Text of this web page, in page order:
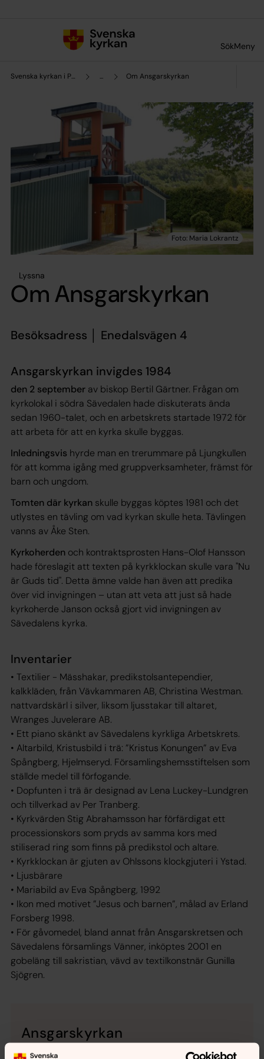
SökMeny
Svenska kyrkan i Partille ... Om Ansgarskyrkan
Lyssna
Om Ansgarskyrkan
Besöksadress │ Enedalsvägen 4
Ansgarskyrkan invigdes 1984
den 2 september av biskop Bertil Gärtner. Frågan om
kyrkolokal i södra Sävedalen hade diskuterats ända
sedan 1960-talet, och en arbetskrets startade 1972 för
att arbeta för att en kyrka skulle byggas.
Inledningsvis hyrde man en trerummare på Ljungkullen
för att komma igång med gruppverksamheter, främst för
barn och ungdom.
Tomten där kyrkan skulle byggas köptes 1981 och det
utlystes en tävling om vad kyrkan skulle heta. Tävlingen
vanns av Åke Sten.
Kyrkoherden och kontraktsprosten Hans-Olof Hansson
hade föreslagit att texten på kyrkklockan skulle vara "Nu
är Guds tid". Detta ämne valde han även att predika
över vid invigningen – utan att veta att just så hade
kyrkoherde Janson också gjort vid invigningen av
Sävedalens kyrka.
Inventarier
• Textilier - Mässhakar, predikstolsantependier,
kalkkläden, från Vävkammaren AB, Christina Westman.
nattvardskärl i silver, liksom ljusstakar till altaret,
Wranges Juvelerare AB.
• Ett piano skänkt av Sävedalens kyrkliga Arbetskrets.
• Altarbild, Kristusbild i trä: ”Kristus Konungen” av Eva
Spångberg, Hjelmseryd. Församlingshemsstiftelsen som
ställde medel till förfogande.
• Dopfunten i trä är designad av Lena Luckey-Lundgren
och tillverkad av Per Tranberg.
• Kyrkvärden Stig Abrahamsson har förfärdigat ett
processionskors som pryds av samma kors med
stiliserad ring som finns på predikstol och altare.
• Kyrkklockan är gjuten av Ohlssons klockgjuteri i Ystad.
• Ljusbärare
• Mariabild av Eva Spångberg, 1992
• Ikon med motivet ”Jesus och barnen”, målad av Erland
Forsberg 1998.
• För gåvomedel, bland annat från Ansgarskretsen och
Sävedalens församlings Vänner, inköptes 2001 en
gobeläng till sakristian, vävd av textilkonstnär Gunilla
Sjögren.
Ansgarskyrkan